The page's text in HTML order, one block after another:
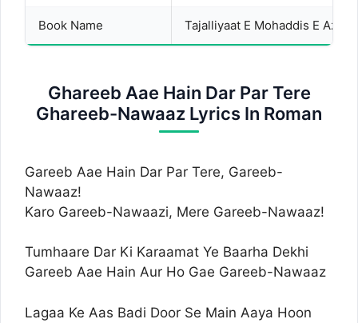
Book Name Tajalliyaat E Mohaddis E Azam
Ghareeb Aae Hain Dar Par Tere
Ghareeb-Nawaaz Lyrics In Roman
Gareeb Aae Hain Dar Par Tere, Gareeb-
Nawaaz!
Karo Gareeb-Nawaazi, Mere Gareeb-Nawaaz!
Tumhaare Dar Ki Karaamat Ye Baarha Dekhi
Gareeb Aae Hain Aur Ho Gae Gareeb-Nawaaz
Lagaa Ke Aas Badi Door Se Main Aaya Hoon